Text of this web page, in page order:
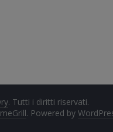
. Tutti i diritti riservati.
. Powered by